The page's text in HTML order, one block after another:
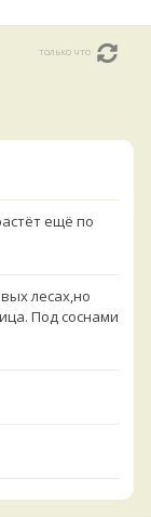
только что
ещё по
лесах,но
Под соснами